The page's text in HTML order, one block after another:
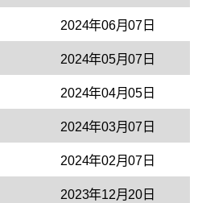
2024年06月07日
2024年05月07日
2024年04月05日
2024年03月07日
2024年02月07日
2023年12月20日